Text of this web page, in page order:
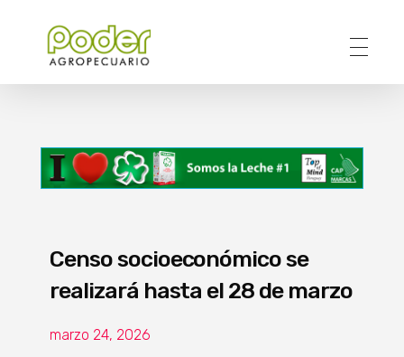
Censo socioeconómico se
realizará hasta el 28 de marzo
marzo 24, 2026